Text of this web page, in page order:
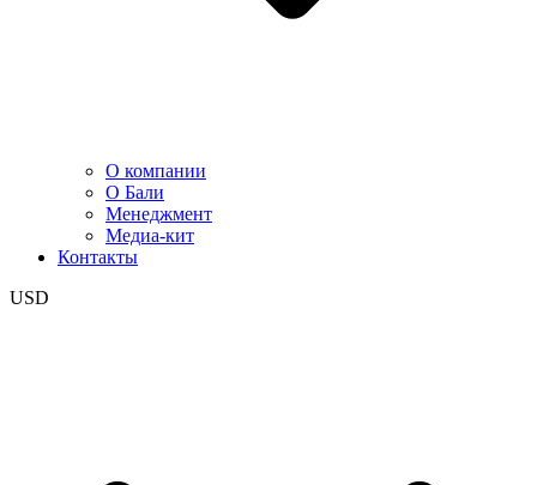
О компании
О Бали
Менеджмент
Медиа-кит
Контакты
USD